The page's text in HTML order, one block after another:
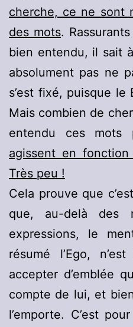
cherche, ce ne sont
des mots.
bien entendu, il sait
absolument pas ne
s’est fixé, puisque le
Mais combien de
entendu ces mots
agissent en
Très peu !
Cela prouve que
que, au-delà des
expressions, le
résumé l’Ego,
accepter d’emblée
compte de lui, et
l’emporte. C’est